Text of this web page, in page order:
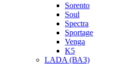
Sorento
Soul
Spectra
Sportage
Venga
K5
LADA (ВАЗ)